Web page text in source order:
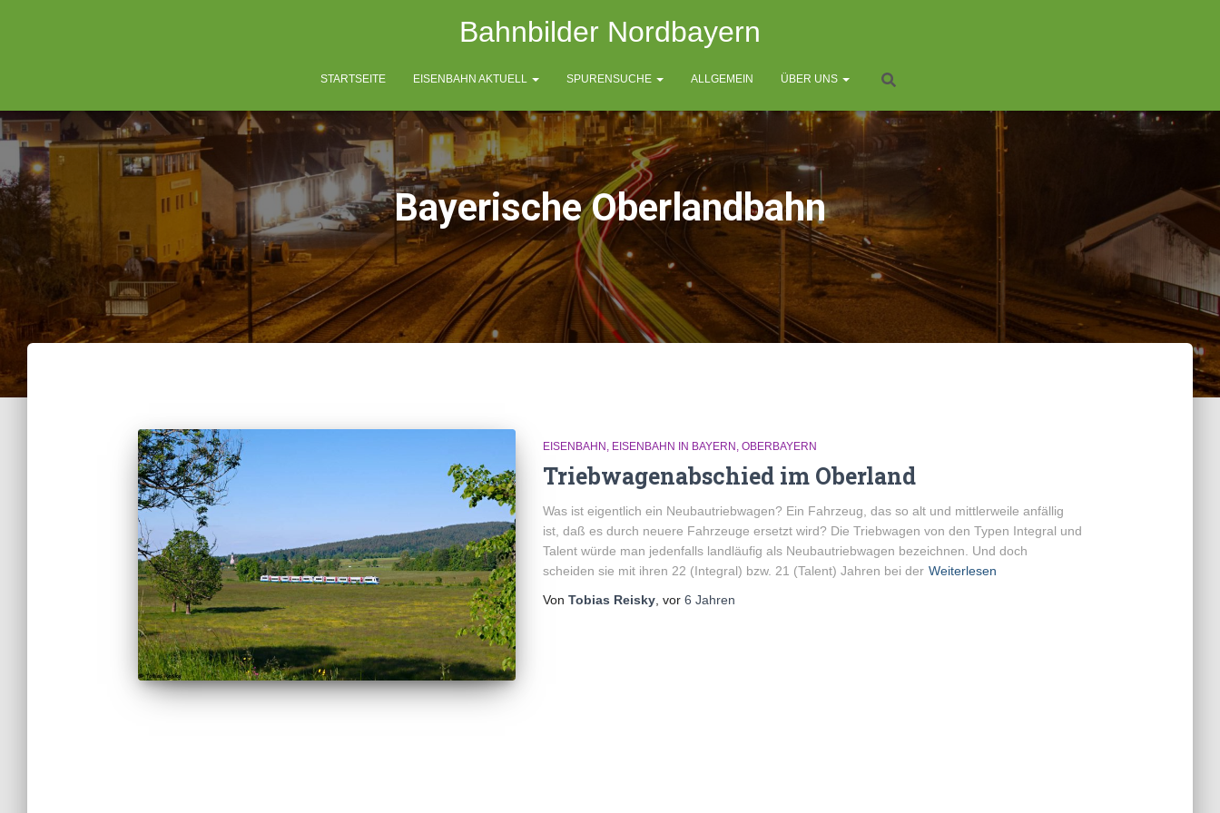
Bahnbilder Nordbayern
STARTSEITE EISENBAHN AKTUELL SPURENSUCHE ALLGEMEIN ÜBER UNS
Bayerische Oberlandbahn
EISENBAHN EISENBAHN IN BAYERN OBERBAYERN
Triebwagenabschied im Oberland
Was ist eigentlich ein Neubautriebwagen? Ein Fahrzeug, das so alt und mittlerweile anfällig
ist, daß es durch neuere Fahrzeuge ersetzt wird? Die Triebwagen von den Typen Integral und
Talent würde man jedenfalls landläufig als Neubautriebwagen bezeichnen. Und doch
scheiden sie mit ihren 22 (Integral) bzw. 21 (Talent) Jahren bei der Weiterlesen
Von Tobias Reisky, vor 6 Jahren